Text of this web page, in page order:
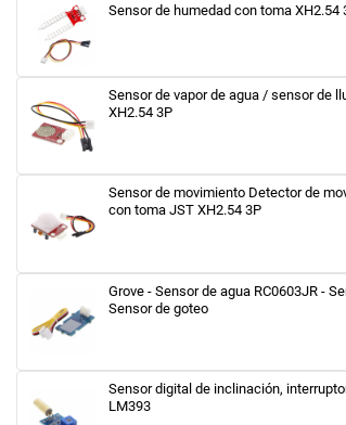
Sensor de humedad con toma XH2.54
Sensor de vapor de agua / sensor de
XH2.54 3P
Sensor de movimiento Detector de
con toma JST XH2.54 3P
Grove - Sensor de agua RC0603JR -
Sensor de goteo
Sensor digital de inclinación,
LM393